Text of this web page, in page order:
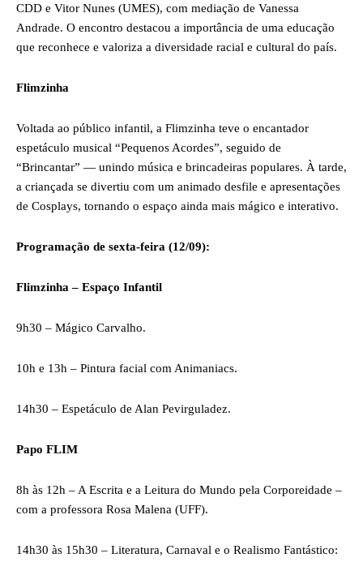
CDD e Vitor Nunes (UMES), com mediação de Vanessa
Andrade. O encontro destacou a importância de uma educação
que reconhece e valoriza a diversidade racial e cultural do país.
Flimzinha
Voltada ao público infantil, a Flimzinha teve o encantador
espetáculo musical “Pequenos Acordes”, seguido de
“Brincantar” — unindo música e brincadeiras populares. À tarde,
a criançada se divertiu com um animado desfile e apresentações
de Cosplays, tornando o espaço ainda mais mágico e interativo.
Programação de sexta-feira (12/09):
Flimzinha – Espaço Infantil
9h30 – Mágico Carvalho.
10h e 13h – Pintura facial com Animaniacs.
14h30 – Espetáculo de Alan Pevirguladez.
Papo FLIM
8h às 12h – A Escrita e a Leitura do Mundo pela Corporeidade –
com a professora Rosa Malena (UFF).
14h30 às 15h30 – Literatura, Carnaval e o Realismo Fantástico: